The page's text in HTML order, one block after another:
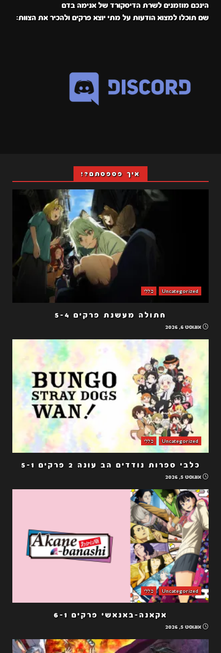
הינכם מוזמנים לשרת הדיסקורד של אנימה בדם
שם תוכלו למצוא הודעות על מתי יוצא פרקים ולהכיר את הצוות:
איך פספסתם?!
Uncategorized כללי
חתולה מעשנת פרקים 5-4
אוגוסט 6, 2026
Uncategorized כללי
כלבי ספרות נודדים הב עונה 2 פרקים 5-1
אוגוסט 5, 2026
Uncategorized כללי
אקאנה-באנאשי פרקים 6-1
אוגוסט 5, 2026